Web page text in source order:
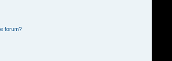
forum?